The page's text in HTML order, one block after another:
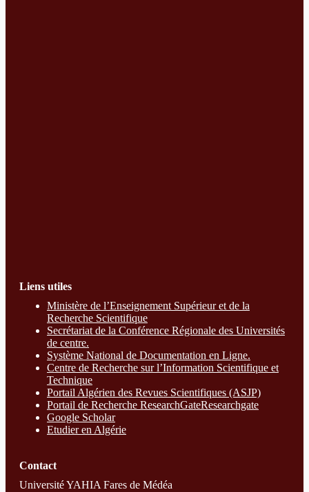
Liens utiles
Ministère de l’Enseignement Supérieur et de la
Recherche Scientifique
Secrétariat de la Conférence Régionale des Universités
de centre.
Système National de Documentation en Ligne.
Centre de Recherche sur l’Information Scientifique et
Technique
Portail Algérien des Revues Scientifiques (ASJP)
Portail de Recherche ResearchGateResearchgate
Google Scholar
Etudier en Algérie
Contact
Université YAHIA Fares de Médéa